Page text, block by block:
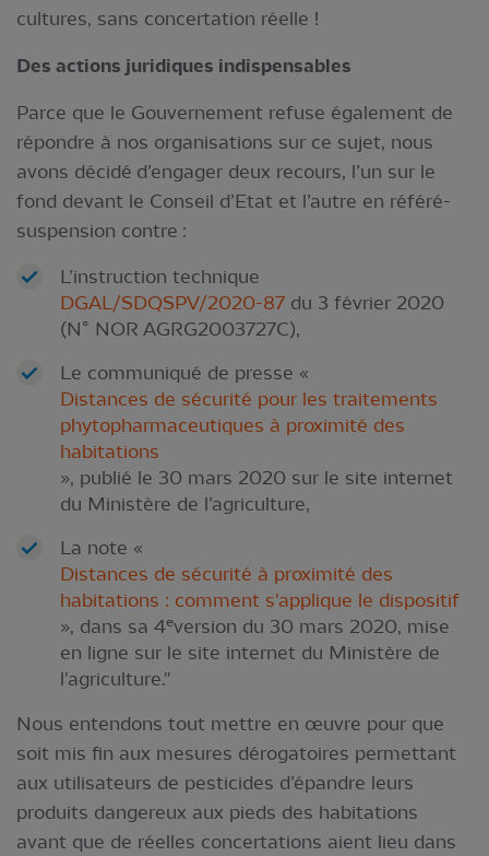
cultures, sans concertation réelle !
Des actions juridiques indispensables
Parce que le Gouvernement refuse également de
répondre à nos organisations sur ce sujet, nous
avons décidé d’engager deux recours, l’un sur le
fond devant le Conseil d’Etat et l’autre en référé-
suspension contre :
L’instruction technique
DGAL/SDQSPV/2020-87 du 3 février 2020
(N° NOR AGRG2003727C),
Le communiqué de presse «
Distances de sécurité pour les traitements
phytopharmaceutiques à proximité des
habitations
», publié le 30 mars 2020 sur le site internet
du Ministère de l’agriculture,
La note «
Distances de sécurité à proximité des
habitations : comment s'applique le dispositif
», dans sa 4eversion du 30 mars 2020, mise
en ligne sur le site internet du Ministère de
l'agriculture."
Nous entendons tout mettre en œuvre pour que
soit mis fin aux mesures dérogatoires permettant
aux utilisateurs de pesticides d’épandre leurs
produits dangereux aux pieds des habitations
avant que de réelles concertations aient lieu dans